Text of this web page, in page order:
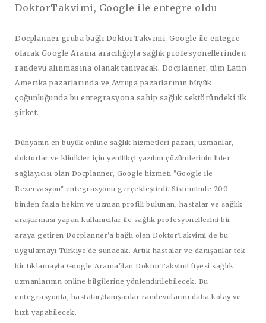
DoktorTakvimi, Google ile entegre oldu
Docplanner gruba bağlı DoktorTakvimi, Google ile entegre
olarak Google Arama aracılığıyla sağlık profesyonellerinden
randevu alınmasına olanak tanıyacak. Docplanner, tüm Latin
Amerika pazarlarında ve Avrupa pazarlarının büyük
çoğunluğunda bu entegrasyona sahip sağlık sektöründeki ilk
şirket.
Dünyanın en büyük online sağlık hizmetleri pazarı, uzmanlar,
doktorlar ve klinikler için yenilikçi yazılım çözümlerinin lider
sağlayıcısı olan Docplanner, Google hizmeti "Google ile
Rezervasyon" entegrasyonu gerçekleştirdi. Sisteminde 200
binden fazla hekim ve uzman profili bulunan, hastalar ve sağlık
araştırması yapan kullanıcılar ile sağlık profesyonellerini bir
araya getiren Docplanner'a bağlı olan DoktorTakvimi de bu
uygulamayı Türkiye'de sunacak. Artık hastalar ve danışanlar tek
bir tıklamayla Google Arama'dan DoktorTakvimi üyesi sağlık
uzmanlarının online bilgilerine yönlendirilebilecek. Bu
entegrasyonla, hastalar/danışanlar randevularını daha kolay ve
hızlı yapabilecek.